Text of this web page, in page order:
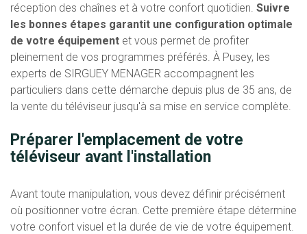
réception des chaînes et à votre confort quotidien. Suivre
les bonnes étapes garantit une configuration optimale
de votre équipement et vous permet de profiter
pleinement de vos programmes préférés. À Pusey, les
experts de SIRGUEY MENAGER accompagnent les
particuliers dans cette démarche depuis plus de 35 ans, de
la vente du téléviseur jusqu'à sa mise en service complète.
Préparer l'emplacement de votre
téléviseur avant l'installation
Avant toute manipulation, vous devez définir précisément
où positionner votre écran. Cette première étape détermine
votre confort visuel et la durée de vie de votre équipement.